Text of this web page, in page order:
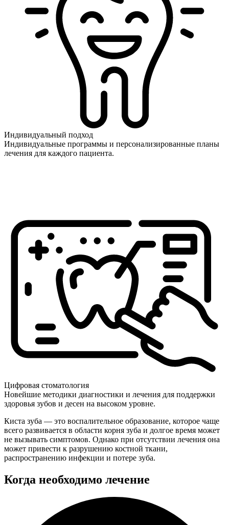
Индивидуальный подход
Индивидуальные программы и персонализированные планы
лечения для каждого пациента.
Цифровая стоматология
Новейшие методики диагностики и лечения для поддержки
здоровья зубов и десен на высоком уровне.
Киста зуба — это воспалительное образование, которое чаще
всего развивается в области корня зуба и долгое время может
не вызывать симптомов. Однако при отсутствии лечения она
может привести к разрушению костной ткани,
распространению инфекции и потере зуба.
Когда необходимо лечение